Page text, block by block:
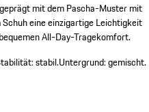
mit dem Pascha-Muster mit
eine einzigartige Leichtigkeit
All-Day-Tragekomfort.
stabil.Untergrund: gemischt.